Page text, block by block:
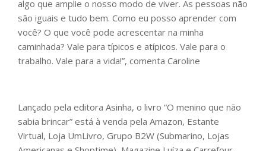
algo que amplie o nosso modo de viver. As pessoas não
são iguais e tudo bem. Como eu posso aprender com
você? O que você pode acrescentar na minha
caminhada? Vale para típicos e atípicos. Vale para o
trabalho. Vale para a vida!”, comenta Caroline
Lançado pela editora Asinha, o livro “O menino que não
sabia brincar” está à venda pela Amazon, Estante
Virtual, Loja UmLivro, Grupo B2W (Submarino, Lojas